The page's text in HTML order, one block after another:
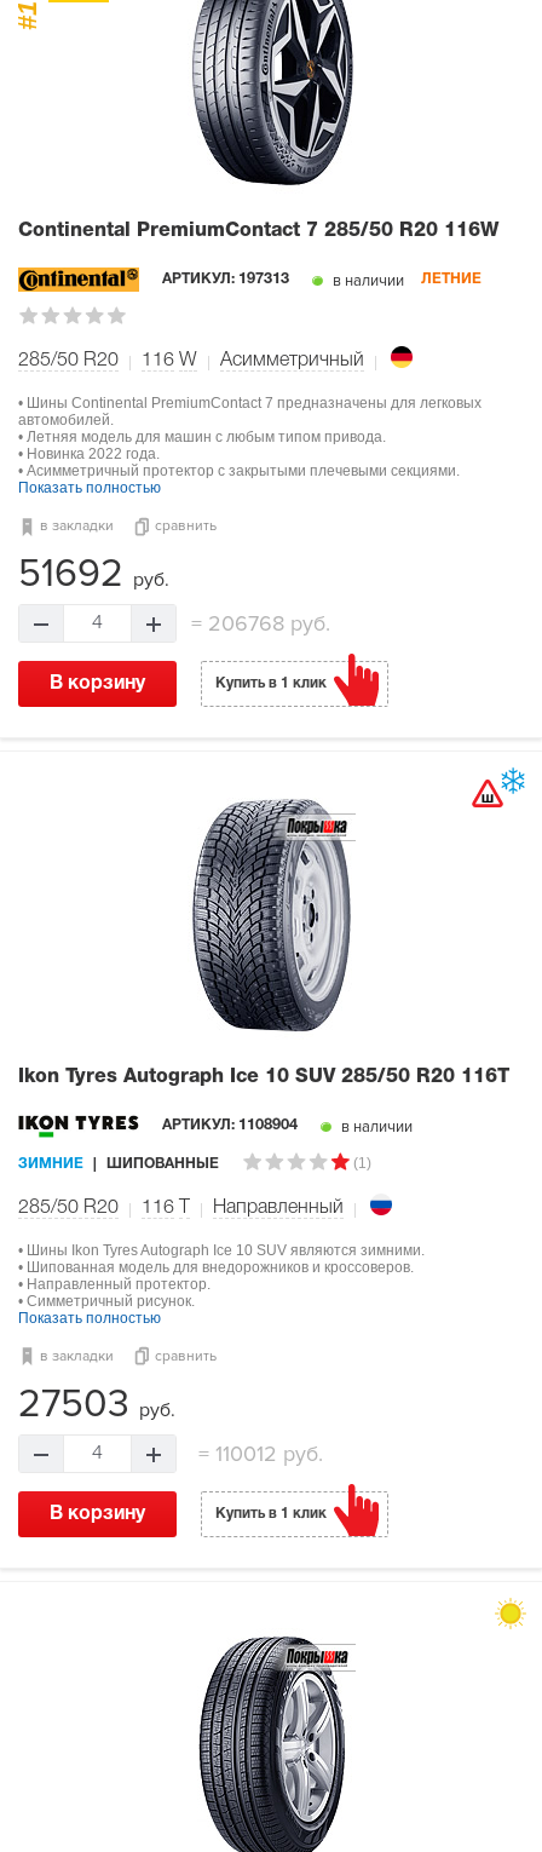
#1
Continental PremiumContact 7 285/50 R20 116W
АРТИКУЛ: 197313 в наличии ЛЕТНИЕ
285/50 R20 116 W Асимметричный
• Шины Continental PremiumContact 7 предназначены для легковых
автомобилей.
• Летняя модель для машин с любым типом привода.
• Новинка 2022 года.
• Асимметричный протектор с закрытыми плечевыми секциями.
Показать полностью
в закладки сравнить
51692 руб.
4 = 206768 руб.
В корзину Купить в 1 клик
Ikon Tyres Autograph Ice 10 SUV 285/50 R20 116T
АРТИКУЛ: 1108904 в наличии
ЗИМНИЕ ШИПОВАННЫЕ (1)
285/50 R20 116 Направленный
• Шины Ikon Tyres Autograph Ice 10 SUV являются зимними.
• Шипованная модель для внедорожников и кроссоверов.
• Направленный протектор.
• Симметричный рисунок.
Показать полностью
в закладки сравнить
27503 руб.
4 = 110012 руб.
В корзину Купить в 1 клик